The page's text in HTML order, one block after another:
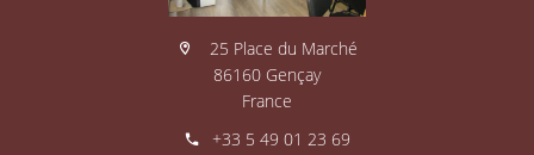
25 Place du Marché
86160 Gençay
France
+33 5 49 01 23 69